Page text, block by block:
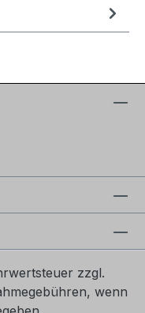
zzgl.
wenn